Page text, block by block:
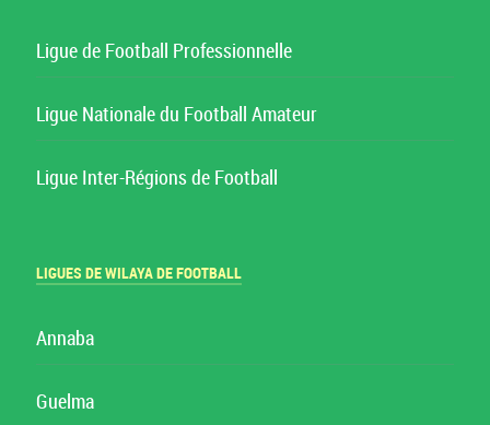
Ligue de Football Professionnelle
Ligue Nationale du Football Amateur
Ligue Inter-Régions de Football
LIGUES DE WILAYA DE FOOTBALL
Annaba
Guelma